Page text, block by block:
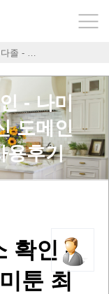
다졸 - …
- 나미
도메인
후기
확인 -
툰 최